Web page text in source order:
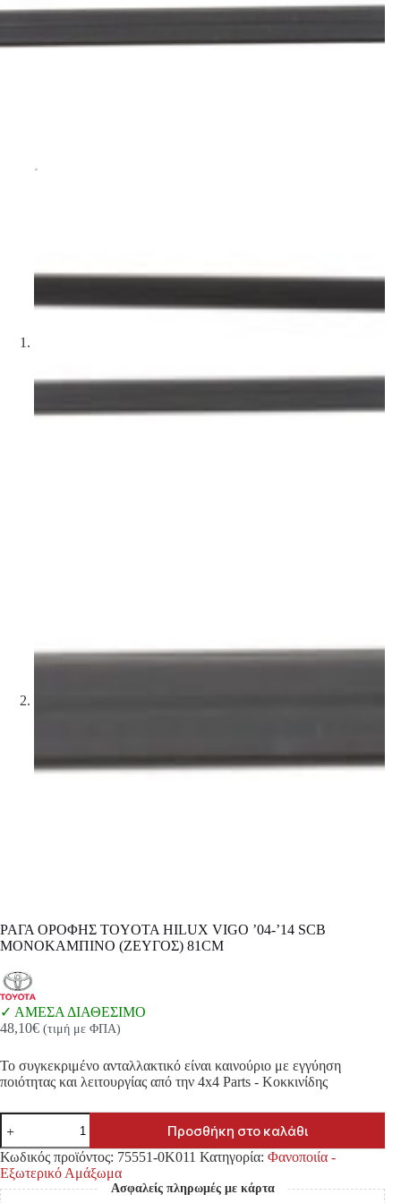
ΡΑΓΑ ΟΡΟΦΗΣ TOYOTA HILUX VIGO ’04-’14 SCB
ΜΟΝΟΚΑΜΠΙΝΟ (ΖΕΥΓΟΣ) 81CM
ΑΜΕΣΑ ΔΙΑΘΕΣΙΜΟ
48,10€ (τιμή με ΦΠΑ)
Το συγκεκριμένο ανταλλακτικό είναι καινούριο με εγγύηση
ποιότητας και λειτουργίας από την 4x4 Parts - Κοκκινίδης
ΡΑΓΑ
ΟΡΟΦΗΣ
TOYOTA
HILUX
VIGO
'04-
Προσθήκη στο καλάθι
Κωδικός προϊόντος: 75551-0K011 Κατηγορία: Φανοποιία -
Εξωτερικό Αμάξωμα
Ασφαλείς πληρωμές με κάρτα